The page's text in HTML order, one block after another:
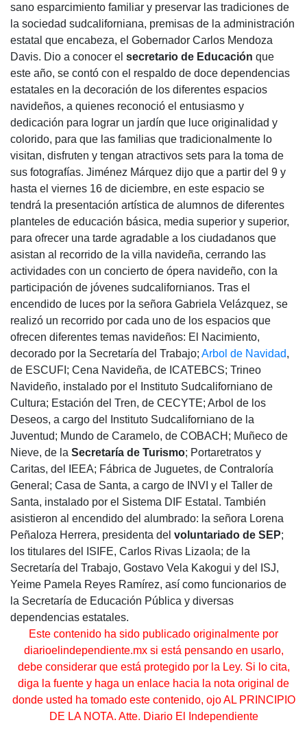
sano esparcimiento familiar y preservar las tradiciones de
la sociedad sudcaliforniana, premisas de la administración
estatal que encabeza, el Gobernador Carlos Mendoza
Davis. Dio a conocer el secretario de Educación que
este año, se contó con el respaldo de doce dependencias
estatales en la decoración de los diferentes espacios
navideños, a quienes reconoció el entusiasmo y
dedicación para lograr un jardín que luce originalidad y
colorido, para que las familias que tradicionalmente lo
visitan, disfruten y tengan atractivos sets para la toma de
sus fotografías. Jiménez Márquez dijo que a partir del 9 y
hasta el viernes 16 de diciembre, en este espacio se
tendrá la presentación artística de alumnos de diferentes
planteles de educación básica, media superior y superior,
para ofrecer una tarde agradable a los ciudadanos que
asistan al recorrido de la villa navideña, cerrando las
actividades con un concierto de ópera navideño, con la
participación de jóvenes sudcalifornianos. Tras el
encendido de luces por la señora Gabriela Velázquez, se
realizó un recorrido por cada uno de los espacios que
ofrecen diferentes temas navideños: El Nacimiento,
decorado por la Secretaría del Trabajo; Arbol de Navidad,
de ESCUFI; Cena Navideña, de ICATEBCS; Trineo
Navideño, instalado por el Instituto Sudcaliforniano de
Cultura; Estación del Tren, de CECYTE; Arbol de los
Deseos, a cargo del Instituto Sudcaliforniano de la
Juventud; Mundo de Caramelo, de COBACH; Muñeco de
Nieve, de la Secretaría de Turismo; Portaretratos y
Caritas, del IEEA; Fábrica de Juguetes, de Contraloría
General; Casa de Santa, a cargo de INVI y el Taller de
Santa, instalado por el Sistema DIF Estatal. También
asistieron al encendido del alumbrado: la señora Lorena
Peñaloza Herrera, presidenta del voluntariado de SEP;
los titulares del ISIFE, Carlos Rivas Lizaola; de la
Secretaría del Trabajo, Gostavo Vela Kakogui y del ISJ,
Yeime Pamela Reyes Ramírez, así como funcionarios de
la Secretaría de Educación Pública y diversas
dependencias estatales.
Este contenido ha sido publicado originalmente por
diarioelindependiente.mx si está pensando en usarlo,
debe considerar que está protegido por la Ley. Si lo cita,
diga la fuente y haga un enlace hacia la nota original de
donde usted ha tomado este contenido, ojo AL PRINCIPIO
DE LA NOTA. Atte. Diario El Independiente